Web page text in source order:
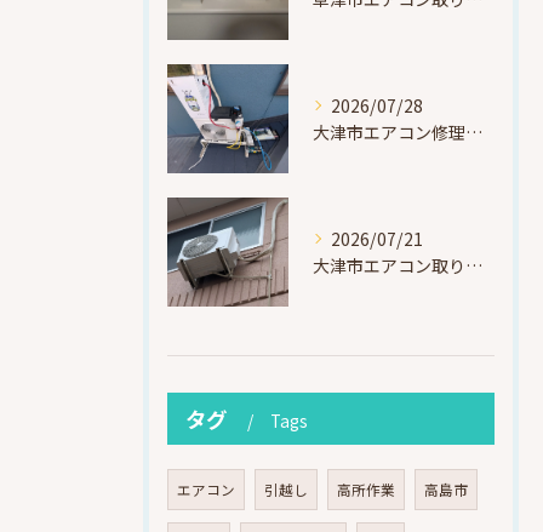
2026/07/28
大津市エアコン修理｜冷媒漏れを特定！高所作業で東芝RAS-F221ARTを修理・ガスチャージ
2026/07/21
大津市エアコン取り付け｜他社で断られたマンション3階の壁面アングル高所作業（ハイセンス HA-J22H-W・プレジーオビワコ）
タグ Tags
エアコン 引越し 高所作業 高島市